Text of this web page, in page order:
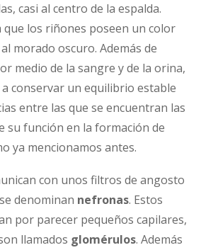
casi al centro de la espalda.
que los riñones poseen un color
morado oscuro. Además de
medio de la sangre y de la orina,
conservar un equilibrio estable
entre las que se encuentran las
su función en la formación de
ya mencionamos antes.
con unos filtros de angosto
denominan nefronas. Estos
por parecer pequeños capilares,
llamados glomérulos. Además